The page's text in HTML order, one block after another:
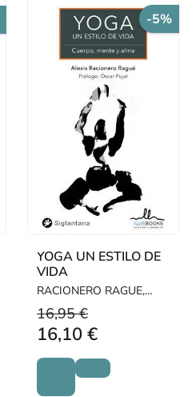
-5%
YOGA UN ESTILO DE
VIDA
RACIONERO RAGUE,
ALEXIS
16,95 €
16,10 €